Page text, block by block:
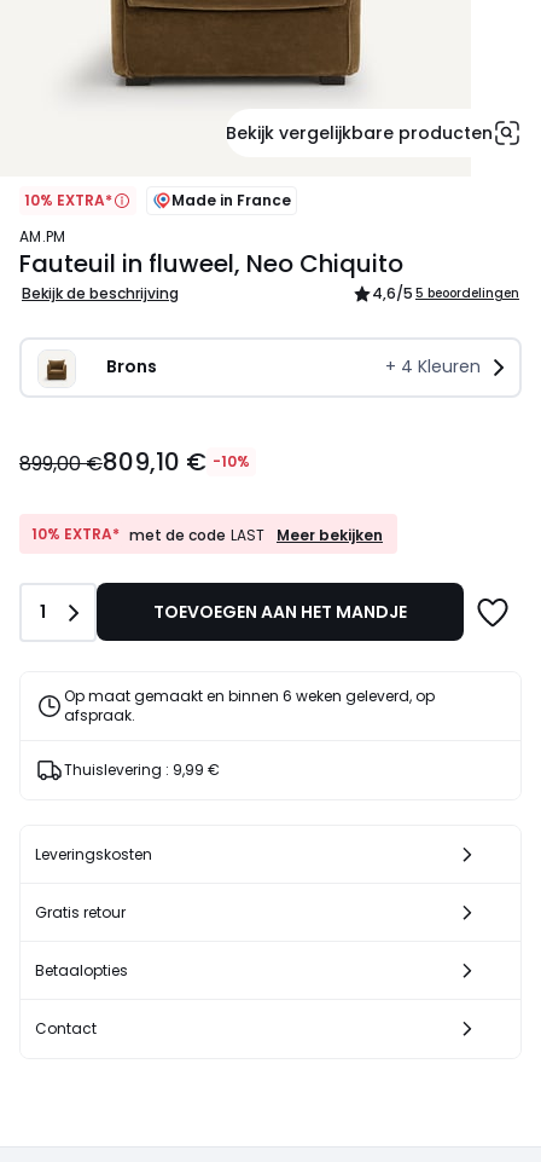
Bekijk vergelijkbare producten
10% EXTRA*
Made in France
AM.PM
Fauteuil in fluweel, Neo Chiquito
Bekijk de beschrijving 4,6/5 5 beoordelingen
Brons + 4 Kleuren
€
van
€
10%
899,00 €809,10 € -10%
10% EXTRA* met de code LAST
10%
code
LAST
Meer bekijken
Aantal
1 TOEVOEGEN AAN HET MANDJE
Op maat gemaakt en binnen 6 weken geleverd, op
afspraak.
Thuislevering : 9,99 €
Leveringskosten
Gratis retour
Betaalopties
Contact